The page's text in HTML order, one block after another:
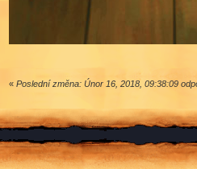
« Poslední změna: Únor 16, 2018, 09:38:09